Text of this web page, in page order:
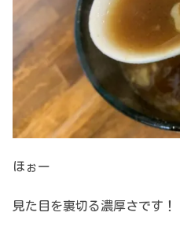
ほぉー
見た目を裏切る濃厚さです！